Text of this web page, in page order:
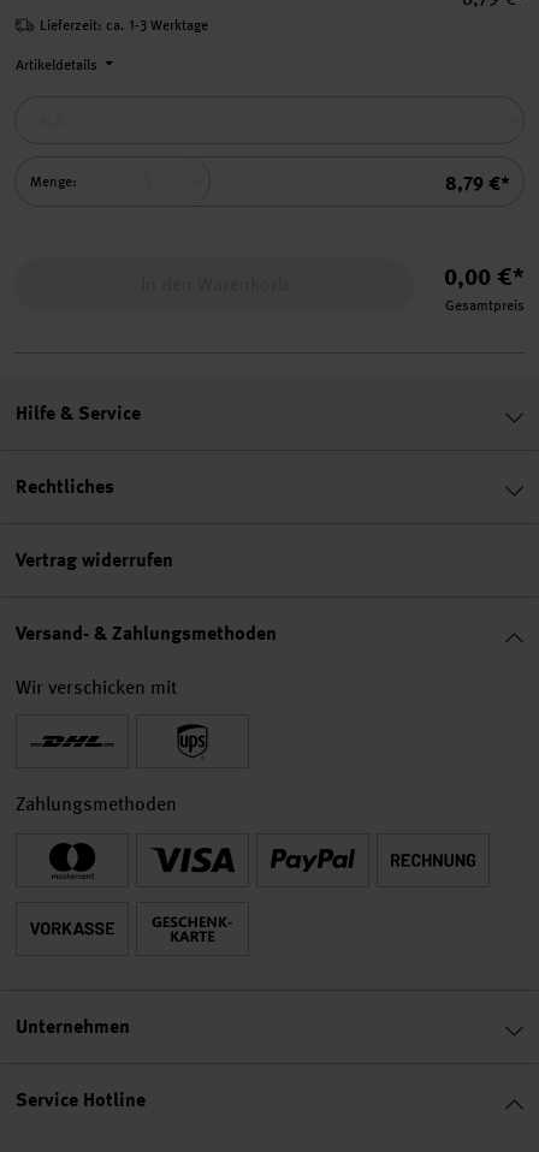
Summe
8,79 €*
Lieferzeit: ca. 1-3 Werktage
Artikeldetails
Menge:
0,00 €*
Gesamtpreis
Service Hotline
Hilfe & Service
Rechtliches
Vertrag widerrufen
Versand- & Zahlungsmethoden
Wir verschicken mit
Zahlungsmethoden
Unternehmen